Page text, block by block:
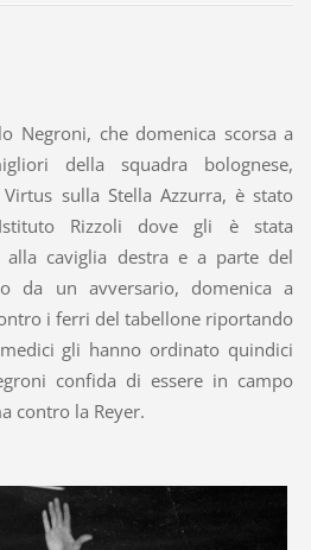
Negroni, che domenica scorsa a
della squadra bolognese,
sulla Stella Azzurra, è stato
Rizzoli dove gli è stata
alla caviglia destra e a parte del
da un avversario, domenica a
i ferri del tabellone riportando
gli hanno ordinato quindici
confida di essere in campo
contro la Reyer.